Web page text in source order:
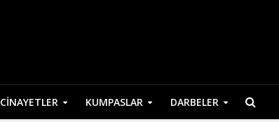
CINAYETLER KUMPASLAR DARBELER